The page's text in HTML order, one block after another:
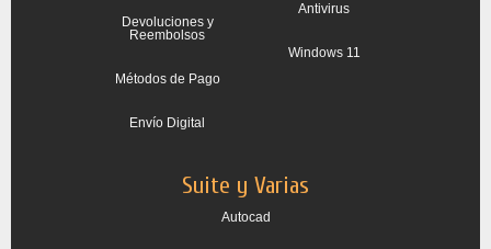
Devoluciones y
Reembolsos
Métodos de Pago
Envío Digital
Antivirus
Windows 11
Suite y Varias
Autocad